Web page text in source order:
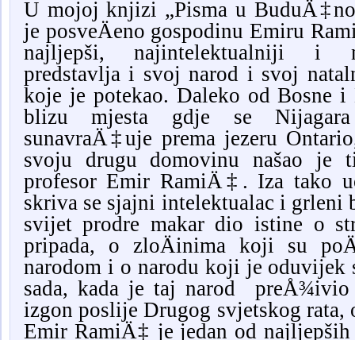
U mojoj knjizi „Pisma u
je posveÄeno gospodinu Emiru
najljepši, najintelektualniji i
predstavlja i svoj narod i svoj
koje je potekao. Daleko od Bosne i
blizu mjesta gdje se
sunavraÄ‡uje prema jezeru
svoju drugu domovinu našao je
profesor Emir RamiÄ‡. Iza tako
skriva se sjajni intelektualac i grleni
svijet prodre makar dio istine o
pripada, o zloÄinima koji su
narodom i o narodu koji je oduvijek
sada, kada je taj narod
izgon poslije Drugog svjetskog rata,
Emir RamiÄ‡ je jedan od najljepših